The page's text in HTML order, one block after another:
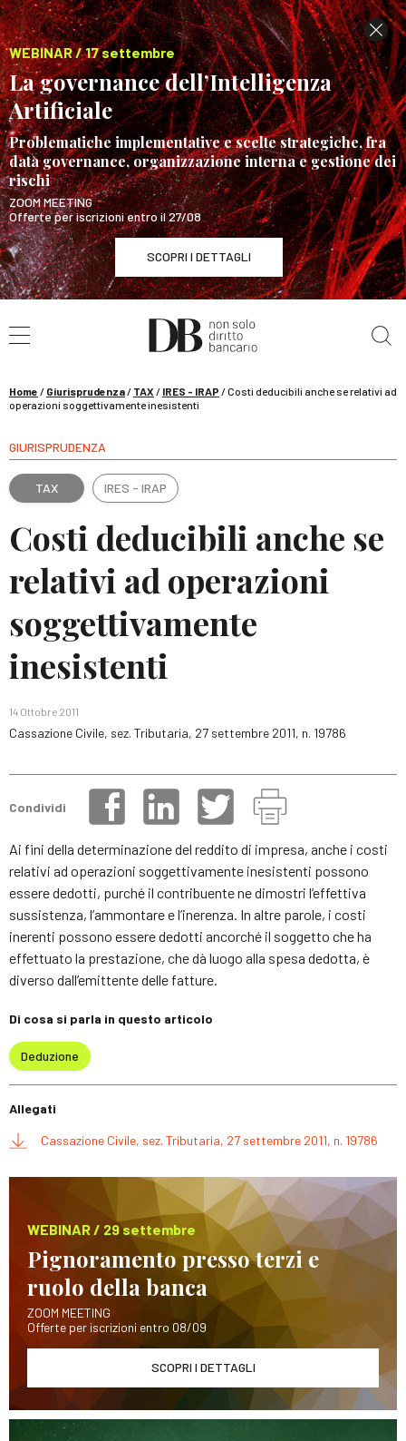
WEBINAR / 17 settembre
La governance dell’Intelligenza
Artificiale
Problematiche implementative e scelte strategiche, fra
data governance, organizzazione interna e gestione dei
rischi
ZOOM MEETING
Offerte per iscrizioni entro il 27/08
SCOPRI I DETTAGLI
WEBINAR / 17 settembre
La governance dell’Intelligenza Artificiale
Home / Giurisprudenza/ TAX / IRES - IRAP /Costi deducibili anche se relativi ad
operazioni soggettivamente inesistenti
GIURISPRUDENZA
TAX IRES - IRAP
Costi deducibili anche se
relativi ad operazioni
soggettivamente
inesistenti
14 Ottobre 2011
Cassazione Civile, sez. Tributaria, 27 settembre 2011, n. 19786
Condividi
Ai fini della determinazione del reddito di impresa, anche i costi
relativi ad operazioni soggettivamente inesistenti possono
essere dedotti, purché il contribuente ne dimostri l’effettiva
sussistenza, l’ammontare e l’inerenza. In altre parole, i costi
inerenti possono essere dedotti ancorché il soggetto che ha
effettuato la prestazione, che dà luogo alla spesa dedotta, è
diverso dall’emittente delle fatture.
Di cosa si parla in questo articolo
Deduzione
Allegati
Cassazione Civile, sez. Tributaria, 27 settembre 2011, n. 19786
WEBINAR / 29 settembre
Pignoramento presso terzi e
ruolo della banca
ZOOM MEETING
Offerte per iscrizioni entro 08/09
SCOPRI I DETTAGLI